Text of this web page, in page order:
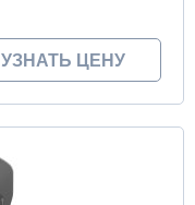
УЗНАТЬ ЦЕНУ